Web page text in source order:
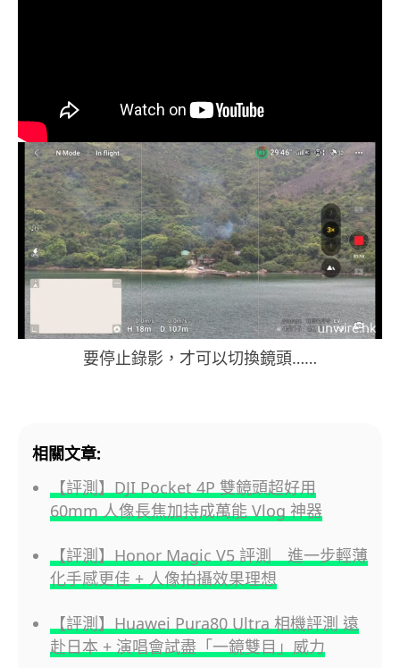
要停止錄影，才可以切換鏡頭……
相關文章:
【評測】DJI Pocket 4P 雙鏡頭超好用
60mm 人像長焦加持成萬能 Vlog 神器
【評測】Honor Magic V5 評測 進一步輕薄
化手感更佳 + 人像拍攝效果理想
【評測】Huawei Pura80 Ultra 相機評測 遠
赴日本 + 演唱會試盡「一鏡雙目」威力